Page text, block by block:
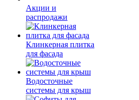
Акции и
распродажи
Клинкерная плитка
для фасада
Водосточные
системы для крыш